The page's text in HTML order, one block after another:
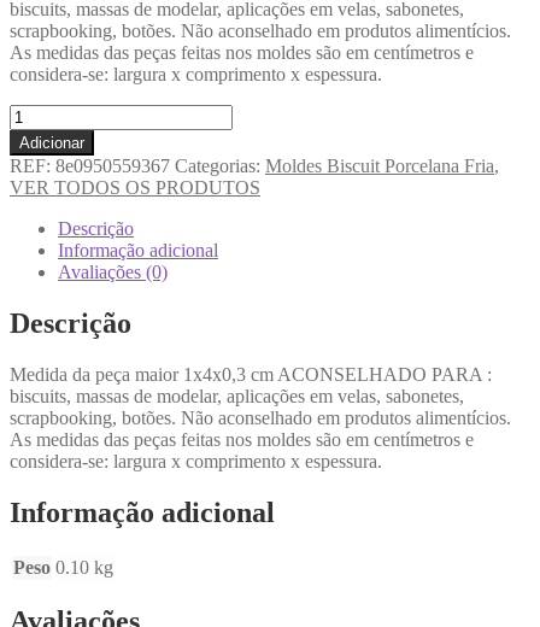
biscuits, massas de modelar, aplicações em velas, sabonetes,
scrapbooking, botões. Não aconselhado em produtos alimentícios.
As medidas das peças feitas nos moldes são em centímetros e
considera-se: largura x comprimento x espessura.
Adicionar
REF: 8e0950559367 Categorias: Moldes Biscuit Porcelana Fria,
VER TODOS OS PRODUTOS
Descrição
Informação adicional
Avaliações (0)
Descrição
Medida da peça maior 1x4x0,3 cm ACONSELHADO PARA :
biscuits, massas de modelar, aplicações em velas, sabonetes,
scrapbooking, botões. Não aconselhado em produtos alimentícios.
As medidas das peças feitas nos moldes são em centímetros e
considera-se: largura x comprimento x espessura.
Informação adicional
Peso 0.10 kg